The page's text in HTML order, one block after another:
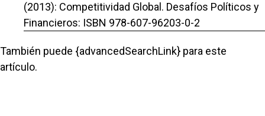
(2013): Competitividad Global. Desafíos Políticos y
Financieros: ISBN 978-607-96203-0-2
También puede {advancedSearchLink} para este
artículo.